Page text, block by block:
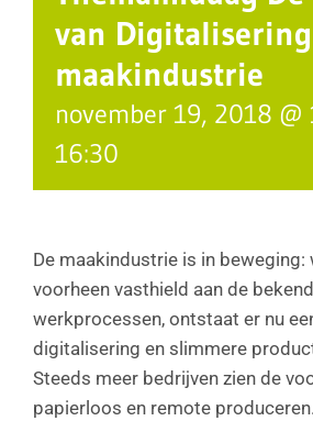
van
maakindustrie
november 19, 2018 @
16:30
De maakindustrie is in beweging:
voorheen vasthield aan de
werkprocessen, ontstaat er nu
digitalisering en slimmere
Steeds meer bedrijven zien de
papierloos en remote